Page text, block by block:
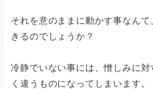
それを意のままに動かす事なん
きるのでしょうか？
冷静でいない事には、憎しみに対
く違うものになってしまいます。